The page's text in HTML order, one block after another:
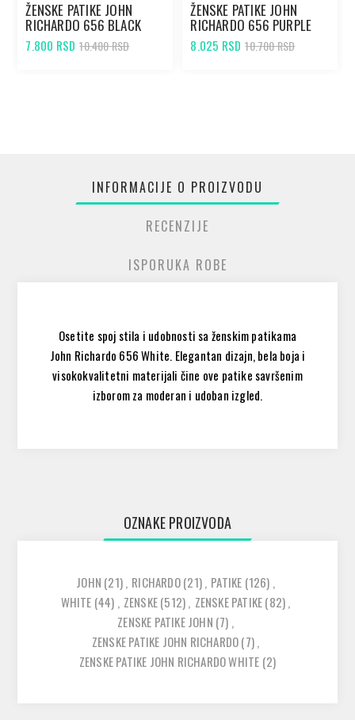
ŽENSKE PATIKE JOHN
RICHARDO 656 BLACK
7.800 RSD 10.400 RSD
ŽENSKE PATIKE JOHN
RICHARDO 656 PURPLE
8.025 RSD 10.700 RSD
INFORMACIJE O PROIZVODU
RECENZIJE
ISPORUKA ROBE
Osetite spoj stila i udobnosti sa ženskim patikama
John Richardo 656 White. Elegantan dizajn, bela boja i
visokokvalitetni materijali čine ove patike savršenim
izborom za moderan i udoban izgled.
OZNAKE PROIZVODA
JOHN (21), RICHARDO(21), PATIKE (126) ,
WHITE (44) , ZENSKE(512), ZENSKE PATIKE(82),
ZENSKE PATIKE JOHN (7) ,
ZENSKE PATIKE JOHN RICHARDO(7),
ZENSKE PATIKE JOHN RICHARDO WHITE (2)